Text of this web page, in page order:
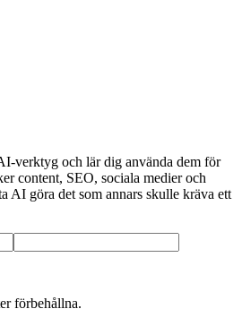
verktyg och lär dig använda dem för
content, SEO, sociala medier och
AI göra det som annars skulle kräva ett
förbehållna.